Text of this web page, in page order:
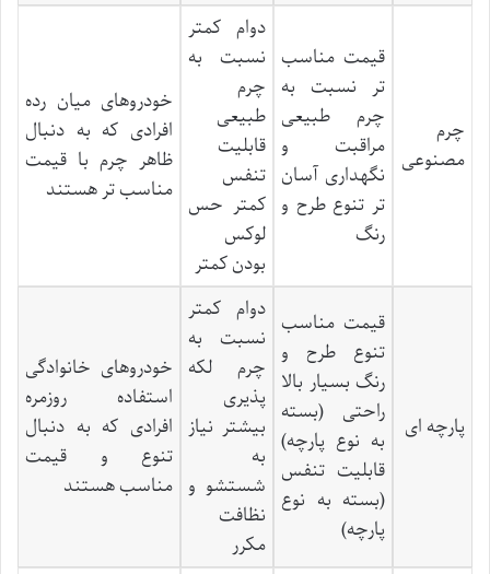
چرم
مصنوعی
قیمت مناسب
تر نسبت به
چرم طبیعی
مراقبت و
نگهداری آسان
تر تنوع طرح و
رنگ
دوام کمتر
نسبت به
چرم
طبیعی
قابلیت
تنفس
کمتر حس
لوکس
بودن کمتر
خودروهای میان رده
افرادی که به دنبال
ظاهر چرم با قیمت
مناسب تر هستند
پارچه ای
قیمت مناسب
تنوع طرح و
رنگ بسیار بالا
راحتی (بسته
به نوع پارچه)
قابلیت تنفس
(بسته به نوع
پارچه)
دوام کمتر
نسبت به
چرم لکه
پذیری
بیشتر نیاز
به
شستشو و
نظافت
مکرر
خودروهای خانوادگی
استفاده روزمره
افرادی که به دنبال
تنوع و قیمت
مناسب هستند